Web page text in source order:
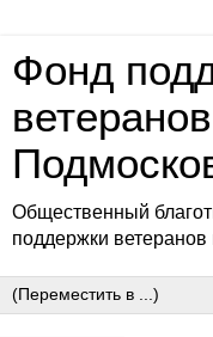
Фонд
Общественный
поддержки